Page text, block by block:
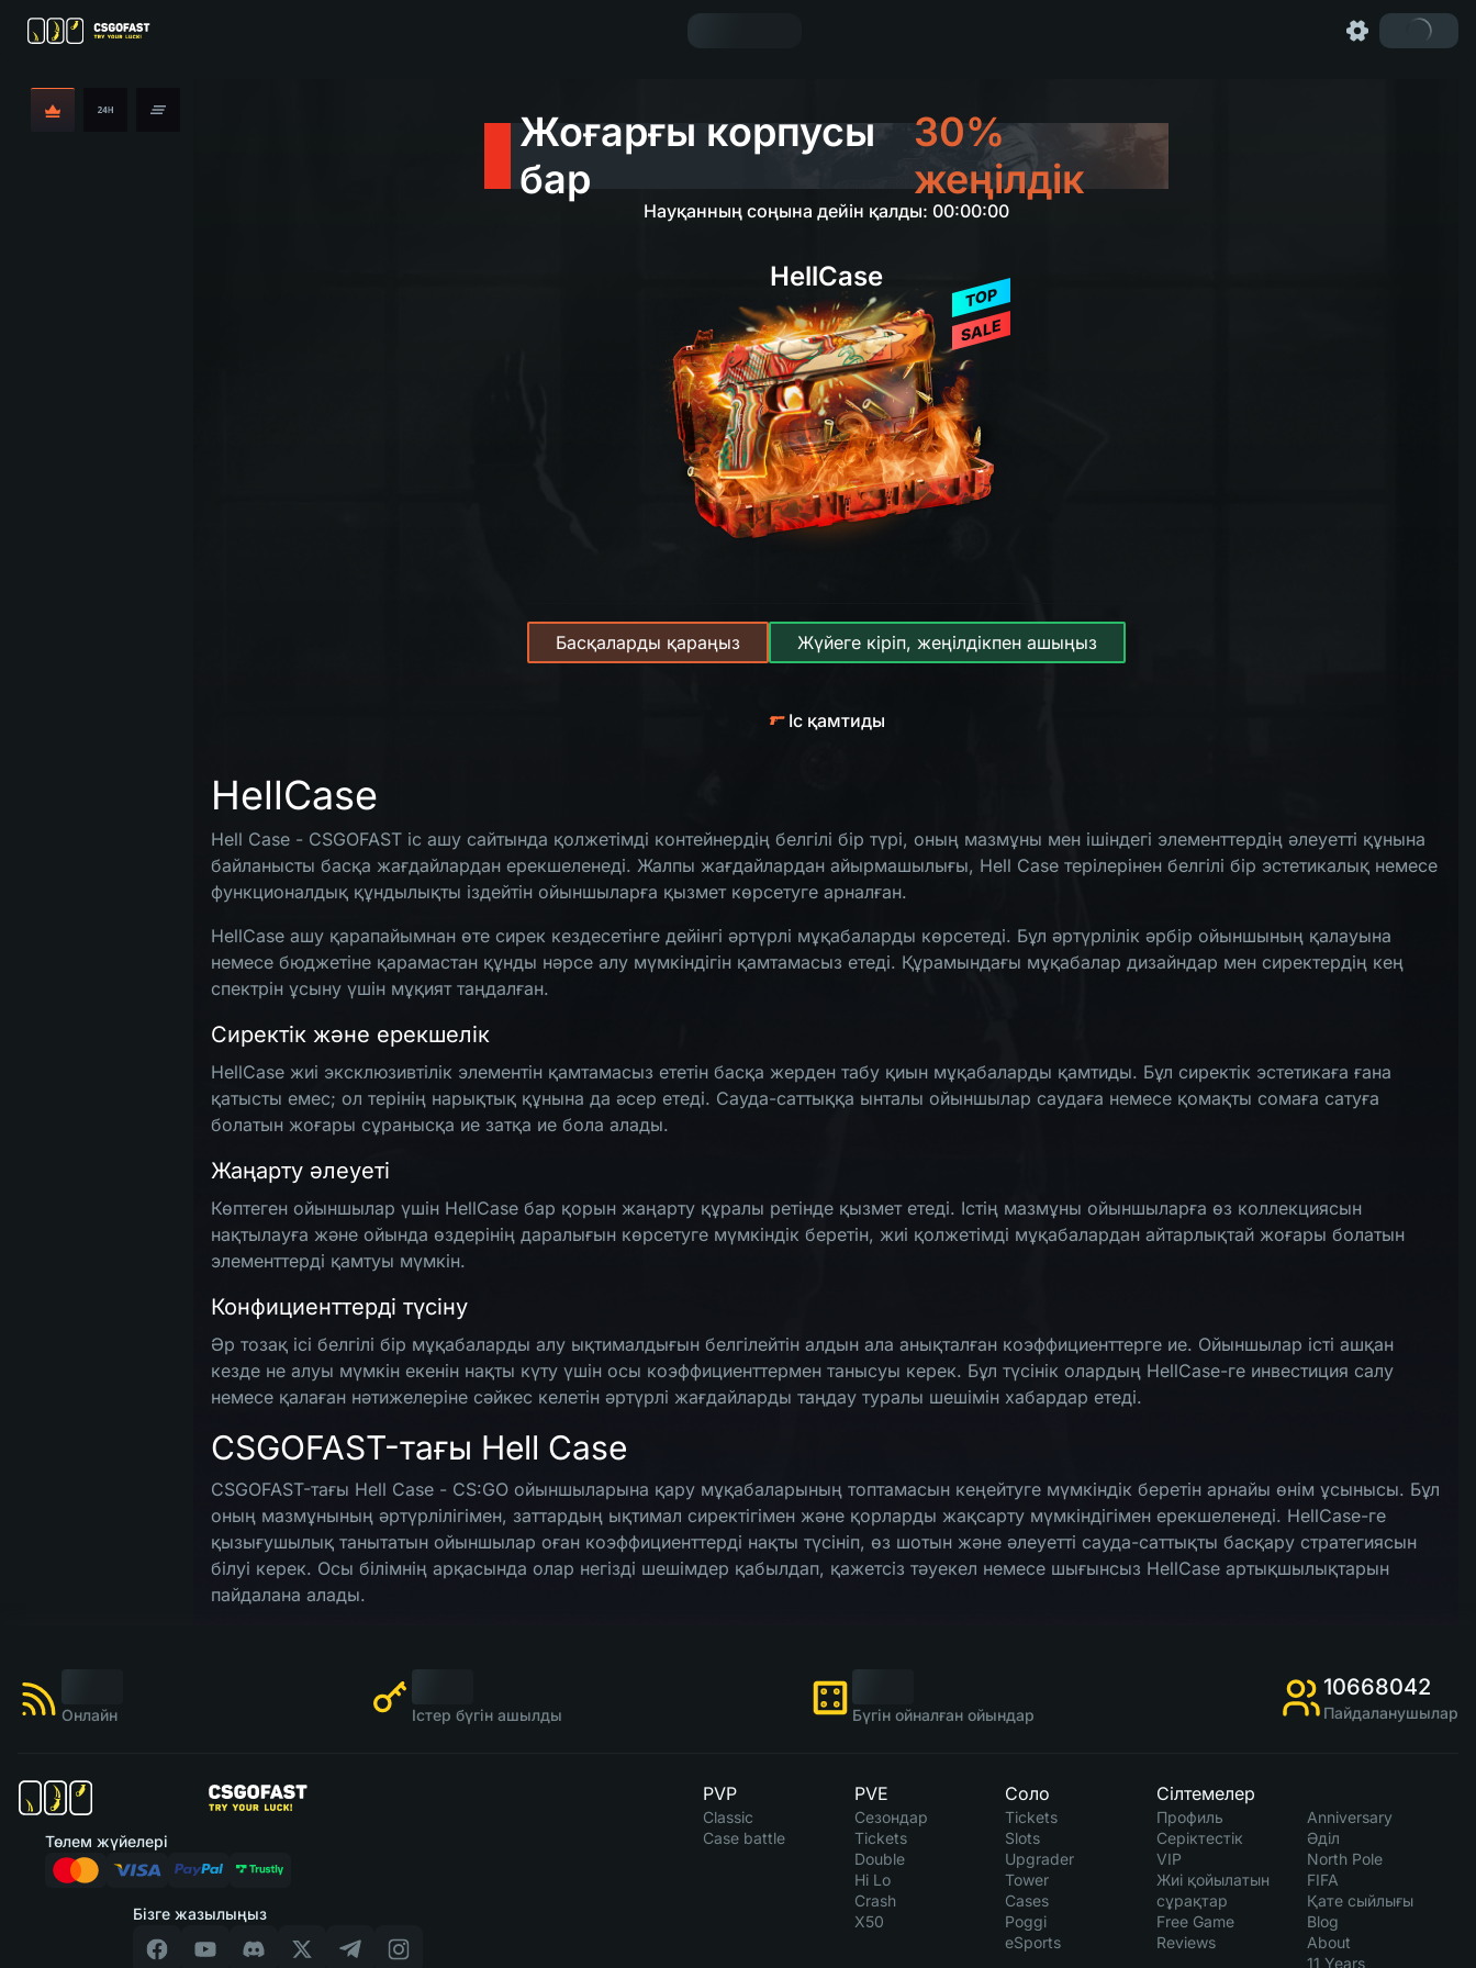
Жоғарғы корпусы
бар
30%
жеңілдік
Науқанның соңына дейін қалды: 00:00:00
HellCase
TOP
SALE
Басқаларды қараңыз Жүйеге кіріп, жеңілдікпен ашыңыз
Іс қамтиды
HellCase
Hell Case - CSGOFAST іс ашу сайтында қолжетімді контейнердің белгілі бір түрі, оның мазмұны мен ішіндегі элементтердің әлеуетті құнына
байланысты басқа жағдайлардан ерекшеленеді. Жалпы жағдайлардан айырмашылығы, Hell Case терілерінен белгілі бір эстетикалық немесе
функционалдық құндылықты іздейтін ойыншыларға қызмет көрсетуге арналған.
HellCase ашу қарапайымнан өте сирек кездесетінге дейінгі әртүрлі мұқабаларды көрсетеді. Бұл әртүрлілік әрбір ойыншының қалауына
немесе бюджетіне қарамастан құнды нәрсе алу мүмкіндігін қамтамасыз етеді. Құрамындағы мұқабалар дизайндар мен сиректердің кең
спектрін ұсыну үшін мұқият таңдалған.
Сиректік және ерекшелік
HellCase жиі эксклюзивтілік элементін қамтамасыз ететін басқа жерден табу қиын мұқабаларды қамтиды. Бұл сиректік эстетикаға ғана
қатысты емес; ол терінің нарықтық құнына да әсер етеді. Сауда-саттыққа ынталы ойыншылар саудаға немесе қомақты сомаға сатуға
болатын жоғары сұранысқа ие затқа ие бола алады.
Жаңарту әлеуеті
Көптеген ойыншылар үшін HellCase бар қорын жаңарту құралы ретінде қызмет етеді. Істің мазмұны ойыншыларға өз коллекциясын
нақтылауға және ойында өздерінің даралығын көрсетуге мүмкіндік беретін, жиі қолжетімді мұқабалардан айтарлықтай жоғары болатын
элементтерді қамтуы мүмкін.
Конфициенттерді түсіну
Әр тозақ ісі белгілі бір мұқабаларды алу ықтималдығын белгілейтін алдын ала анықталған коэффициенттерге ие. Ойыншылар істі ашқан
кезде не алуы мүмкін екенін нақты күту үшін осы коэффициенттермен танысуы керек. Бұл түсінік олардың HellCase-ге инвестиция салу
немесе қалаған нәтижелеріне сәйкес келетін әртүрлі жағдайларды таңдау туралы шешімін хабардар етеді.
CSGOFAST-тағы Hell Case
CSGOFAST-тағы Hell Case - CS:GO ойыншыларына қару мұқабаларының топтамасын кеңейтуге мүмкіндік беретін арнайы өнім ұсынысы. Бұл
оның мазмұнының әртүрлілігімен, заттардың ықтимал сиректігімен және қорларды жақсарту мүмкіндігімен ерекшеленеді. HellCase-ге
қызығушылық танытатын ойыншылар оған коэффициенттерді нақты түсініп, өз шотын және әлеуетті сауда-саттықты басқару стратегиясын
білуі керек. Осы білімнің арқасында олар негізді шешімдер қабылдап, қажетсіз тәуекел немесе шығынсыз HellCase артықшылықтарын
пайдалана алады.
Онлайн Істер бүгін ашылды Бүгін ойналған ойындар
10668042
Пайдаланушылар
Бізге жазылыңыз
Төлем жүйелері
PVP
Classic
Case battle
PVE
Сезондар
Tickets
Double
Hi Lo
Crash
X50
Соло
Tickets
Slots
Upgrader
Tower
Cases
Poggi
eSports
Сілтемелер
Профиль
Серіктестік
VIP
Жиі қойылатын
сұрақтар
Free Game
Reviews
Anniversary
Әділ
North Pole
FIFA
Қате сыйлығы
Blog
About
11 Years